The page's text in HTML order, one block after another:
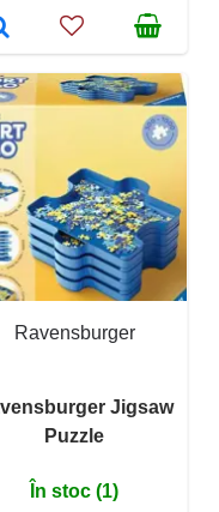
Ravensburger
Jigsaw
Puzzle
În stoc (1)